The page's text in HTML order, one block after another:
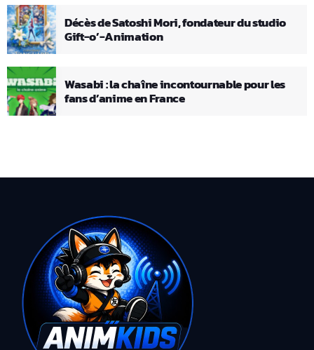
Décès de Satoshi Mori, fondateur du studio
Gift-o’-Animation
Wasabi : la chaîne incontournable pour les
fans d’anime en France